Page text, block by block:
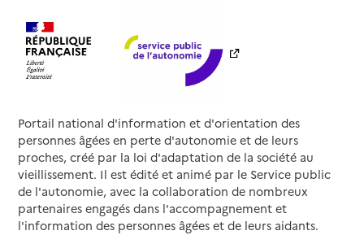
Portail national d'information et d'orientation des
personnes âgées en perte d'autonomie et de leurs
proches, créé par la loi d'adaptation de la société au
vieillissement. Il est édité et animé par le Service public
de l'autonomie, avec la collaboration de nombreux
partenaires engagés dans l'accompagnement et
l'information des personnes âgées et de leurs aidants.